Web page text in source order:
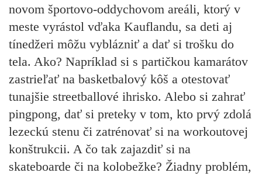
novom športovo-oddychovom areáli, ktorý v
meste vyrástol vďaka Kauflandu, sa deti aj
tínedžeri môžu vyblázniť a dať si trošku do
tela. Ako? Napríklad si s partičkou kamarátov
zastrieľať na basketbalový kôš a otestovať
tunajšie streetballové ihrisko. Alebo si zahrať
pingpong, dať si preteky v tom, kto prvý zdolá
lezeckú stenu či zatrénovať si na workoutovej
konštrukcii. A čo tak zajazdiť si na
skateboarde či na kolobežke? Žiadny problém,